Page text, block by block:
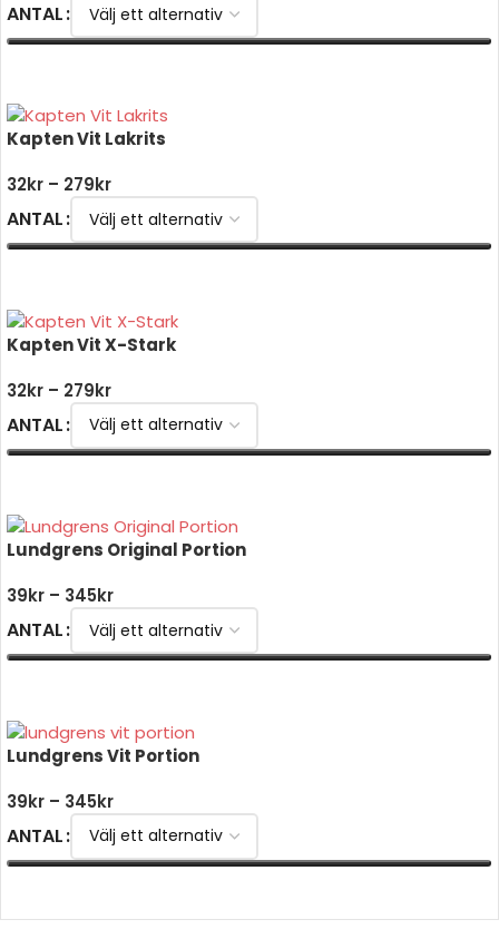
ANTAL
Kapten Vit Lakrits
32kr – 279kr
ANTAL
Kapten Vit X-Stark
32kr – 279kr
ANTAL
Lundgrens Original Portion
39kr – 345kr
ANTAL
Lundgrens Vit Portion
39kr – 345kr
ANTAL